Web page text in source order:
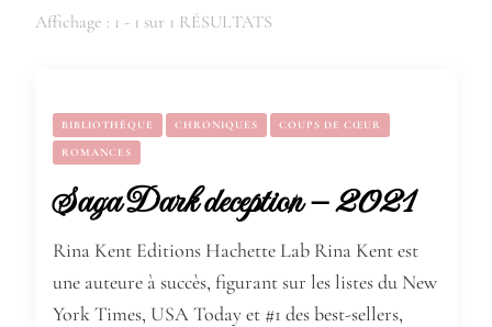
Affichage : 1 - 1 sur 1 RÉSULTATS
BIBLIOTHÈQUE CHRONIQUES COUPS DE CŒUR
ROMANCES
Saga Dark deception – 2021
Rina Kent Editions Hachette Lab Rina Kent est
une auteure à succès, figurant sur les listes du New
York Times, USA Today et #1 des best-sellers,